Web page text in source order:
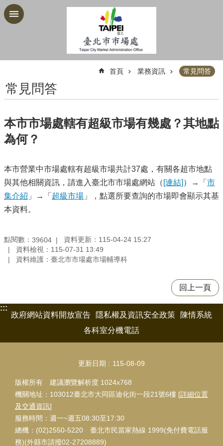
跳到主要內容區塊
首頁 業務資訊 常見問答
常見問答
本市市場處轄有超級市場有幾處？其地點
為何？
本市營業中市場處轄有超級市場共計37處，有關各超市地點
與其他相關資訊，請進入臺北市市場處網站（ [連結] ）→「 市
集介紹 」→「 超級市場 」，點選所要查詢的市場即會顯示其基
本資料。
點閱數： 39604
資料更新：115-04-24 15:27
資料檢視：115-07-31 13:49
資料維護：臺北市市場處市場輔導科
回上一頁
:::
政府網站資料開放宣告
隱私權及資訊安全政策
陳情系統
各科室分機電話
更新日期 115-08-09
版權所有 建議瀏覽解析度 1024x768
機關地址：103012臺北市大同區迪化街一段21號6樓 [詳細位置
及交通資訊]
服務時間：週一~週五08:30至17:30
總機：(02)2550-5220 臺北市民當家熱線 1999(免付費電話服
務)(外縣市請撥02-27208889)